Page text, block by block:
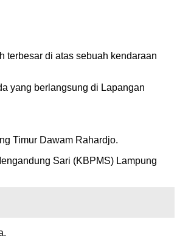
terbesar di atas sebuah kendaraan
yang berlangsung di Lapangan
Timur Dawam Rahardjo.
Sari (KBPMS) Lampung